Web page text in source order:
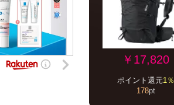
￥17,820
ポイント還元1％
178pt